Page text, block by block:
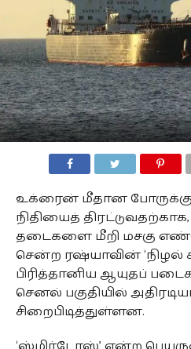
உக்ரைன் மீதான
நிதியைத்
தடைகளை மீறி மசகு
சென்ற ரஷ்யாவின் ‘நிழல்
பிரித்தானிய ஆயுதப்
செனல் பகுதியில்
சிறைபிடித்துள்ளன.